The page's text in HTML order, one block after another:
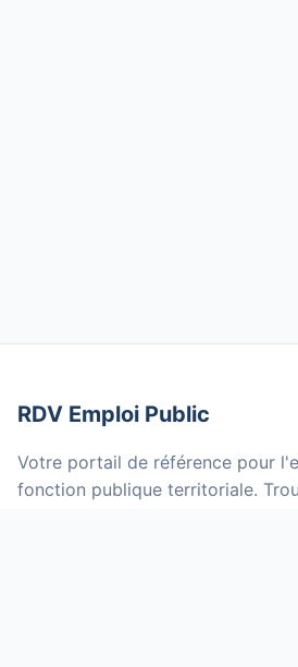
RDV Emploi Public
Votre portail de référence pour
fonction publique territoriale.